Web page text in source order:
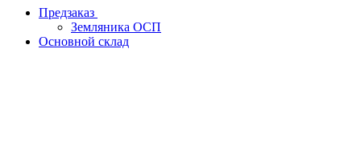
Предзаказ
Земляника ОСП
Основной склад